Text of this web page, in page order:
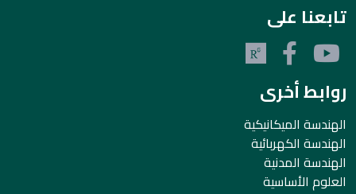
تابعنا على
روابط أخرى
الهندسة الميكانيكية
الهندسة الكهربائية
الهندسة المدنية
العلوم الأساسية